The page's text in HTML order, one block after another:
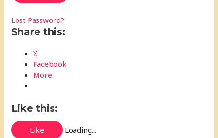
Lost Password?
Share this:
X
Facebook
More
Like this:
Like Loading...